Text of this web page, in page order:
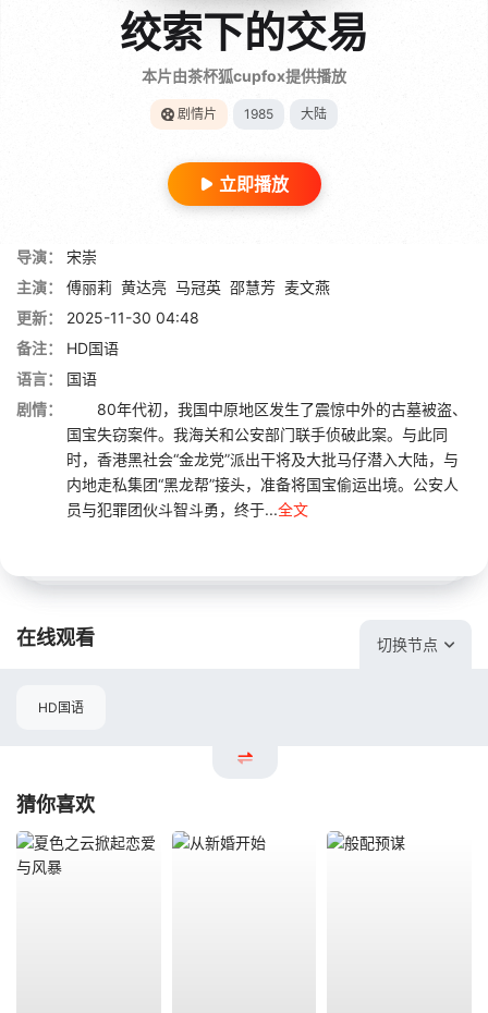
绞索下的交易
本片由茶杯狐cupfox提供播放
剧情片 1985 大陆
立即播放
导演：
宋崇
主演：
傅丽莉 黄达亮 马冠英 邵慧芳 麦文燕
更新：
2025-11-30 04:48
备注：
HD国语
语言：
国语
剧情：
80年代初，我国中原地区发生了震惊中外的古墓被盗、
国宝失窃案件。我海关和公安部门联手侦破此案。与此同
时，香港黑社会“金龙党”派出干将及大批马仔潜入大陆，与
内地走私集团“黑龙帮”接头，准备将国宝偷运出境。公安人
员与犯罪团伙斗智斗勇，终于...全文
在线观看 切换节点
HD国语
猜你喜欢